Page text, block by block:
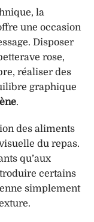
la
une occasion
Disposer
rose,
réaliser des
graphique
.
des aliments
du repas.
qu’aux
certains
simplement